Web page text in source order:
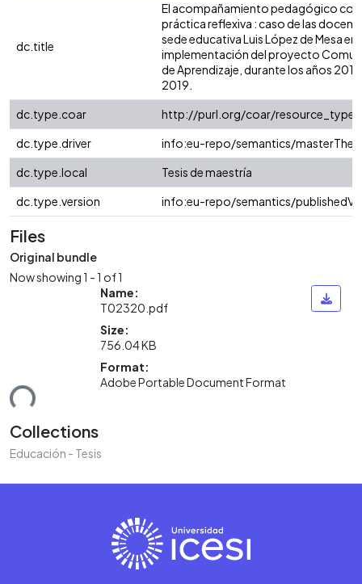
dc.title
El acompañamiento pedagógico
práctica reflexiva : caso de las
sede educativa Luis López de Mesa en
implementación del proyecto
de Aprendizaje, durante los años 2016
2019.
dc.type.coar
http://purl.org/coar/resource_type/
dc.type.driver
info:eu-repo/semantics/
dc.type.local
Tesis de maestría
dc.type.version
info:eu-repo/semantics/
Files
Original bundle
Now showing1 - 1 of 1
Name:
T02320.pdf
Size:
756.04 KB
Format:
Adobe Portable Document Format
Collections
Educación - Tesis